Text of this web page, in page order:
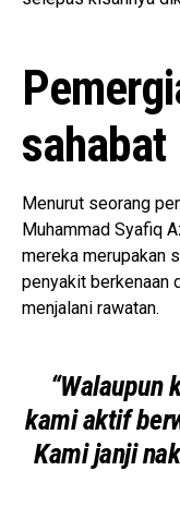
sahabat
Menurut seorang
Muhammad Syafiq
mereka merupakan
penyakit berkenaan
menjalani rawatan.
“Walaupun
kami aktif
Kami janji